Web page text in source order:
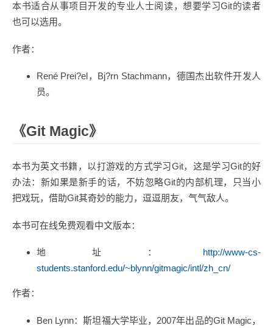
本书适合从事项目开发的专业人士阅读，想要学习Git的读者
也可以选用。
作者：
René Prei?el，Bj?rn Stachmann，德国杰出软件开发人
员。
《Git Magic》
本书为英文书籍，以打游戏的方式学习Git，这是学习Git的好
办法：新如果是新手的话，不妨忽略Git的内部机理，只当小
把戏玩，借助Git其奇妙的能力，逗逗朋友，气气敌人。
本书可在线免费观看中文版本：
地址：
http://www-cs-
students.stanford.edu/~blynn/gitmagic/intl/zh_cn/
作者：
Ben Lynn：斯坦福大学毕业，2007年出品的Git Magic，